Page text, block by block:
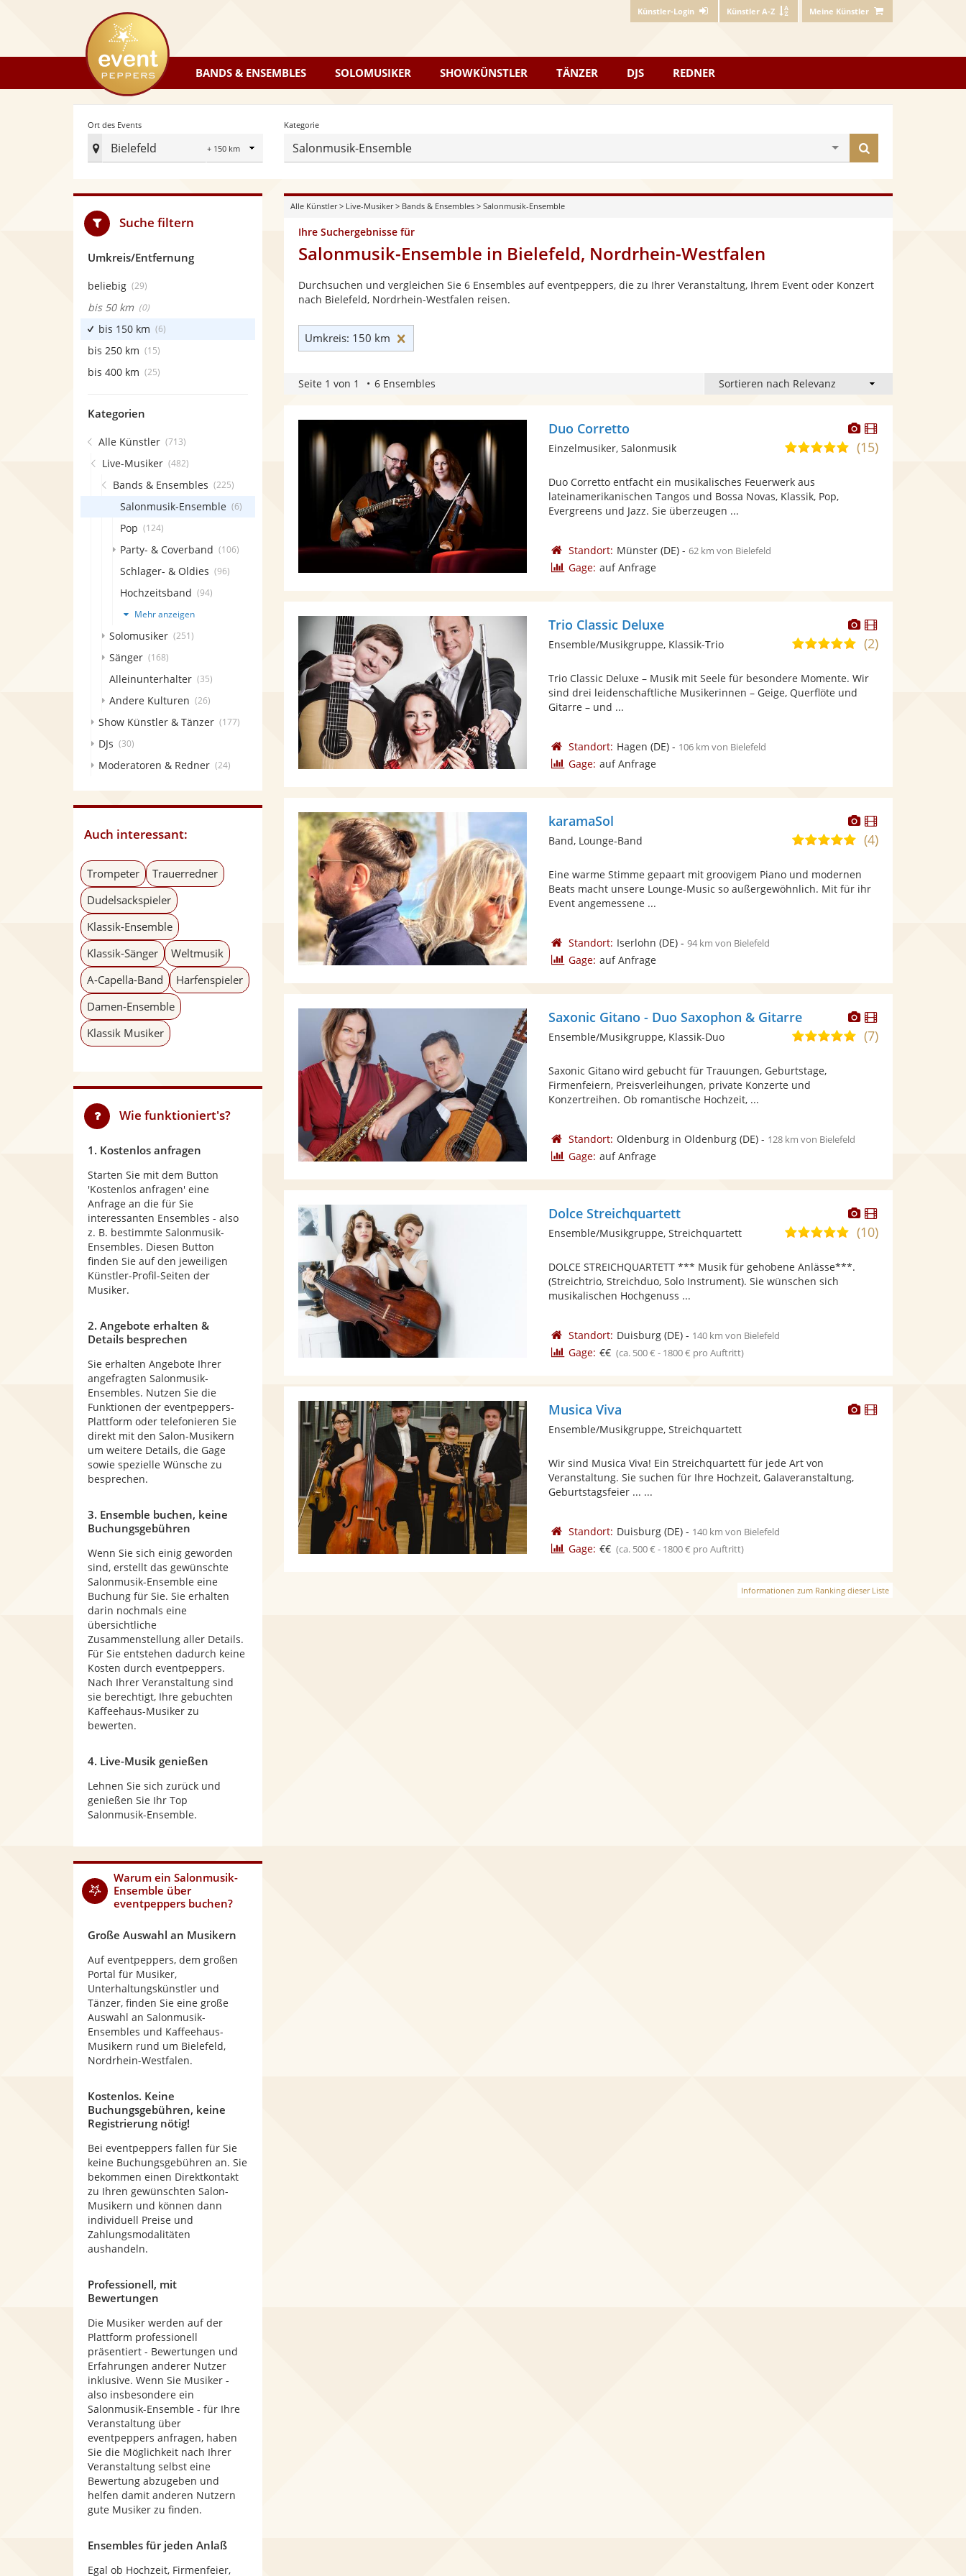
Künstler-Login Künstler A-Z Meine Künstler
eventpeppers
BANDS & ENSEMBLES SOLOMUSIKER SHOWKÜNSTLER TÄNZER DJS REDNER
Ort des Events
Bielefeld
Radius
Ort
Events
festlegen
Kategorie
Salonmusik-Ensemble
finden
Alle Künstler> Live-Musiker> Bands & Ensembles> Salonmusik-Ensemble
Ihre Suchergebnisse für
Salonmusik-Ensemble in Bielefeld, Nordrhein-Westfalen
Durchsuchen und vergleichen Sie 6 Ensembles auf eventpeppers, die zu Ihrer Veranstaltung, Ihrem Event oder Konzert
nach Bielefeld, Nordrhein-Westfalen reisen.
Umkreis: 150 km
Seite 1 von 1 6 Ensembles
Dieser
Künstler
stellt
Dieser
Künstler
Duo Corretto
5,0(15)
Einzelmusiker, Salonmusik
Duo Corretto entfacht ein musikalisches Feuerwerk aus
lateinamerikanischen Tangos und Bossa Novas, Klassik, Pop,
Evergreens und Jazz. Sie überzeugen ...
Standort: Münster(DE)- 62 km von Bielefeld
Gage: auf Anfrage
Dieser
Künstler
stellt
Fotos
bereit.
Dieser
Künstler
Trio Classic Deluxe
5,0
5
Sternen
(2)
Ensemble/Musikgruppe, Klassik-Trio
Trio Classic Deluxe – Musik mit Seele für besondere Momente. Wir
sind drei leidenschaftliche Musikerinnen – Geige, Querflöte und
Gitarre – und ...
Standort: Hagen (DE)- 106 km von Bielefeld
Gage: auf Anfrage
Dieser
Künstler
stellt
bereit.
Dieser
Künstler
karamaSol
4,9
5
Sternen
(4)
Band, Lounge-Band
Eine warme Stimme gepaart mit groovigem Piano und modernen
Beats macht unsere Lounge-Music so außergewöhnlich. Mit für ihr
Event angemessene ...
Standort: Iserlohn (DE)- 94 km von Bielefeld
Gage: auf Anfrage
Dieser
Künstler
stellt
Dieser
Künstler
Saxonic Gitano - Duo Saxophon & Gitarre
5,0(7)
Ensemble/Musikgruppe, Klassik-Duo
Saxonic Gitano wird gebucht für Trauungen, Geburtstage,
Firmenfeiern, Preisverleihungen, private Konzerte und
Konzertreihen. Ob romantische Hochzeit, ...
Standort: Oldenburg in Oldenburg(DE)- 128 km von Bielefeld
Gage: auf Anfrage
Dieser
Künstler
stellt
Dieser
Künstler
Dolce Streichquartett
5,0
5
(10)
Ensemble/Musikgruppe, Streichquartett
DOLCE STREICHQUARTETT *** Musik für gehobene Anlässe***.
(Streichtrio, Streichduo, Solo Instrument). Sie wünschen sich
musikalischen Hochgenuss ...
Standort: Duisburg(DE)- 140 km von Bielefeld
Gage: €€ (ca. 500 € - 1800 € pro Auftritt)
DieserDieser
Musica Viva
Ensemble/Musikgruppe, Streichquartett
Wir sind Musica Viva! Ein Streichquartett für jede Art von
Veranstaltung. Sie suchen für Ihre Hochzeit, Galaveranstaltung,
Geburtstagsfeier ... ...
Standort: Duisburg(DE)- 140 km von Bielefeld
Gage: €€ (ca. 500 € - 1800 € pro Auftritt)
Informationen zum Ranking dieser Liste
Suche filtern
Umkreis/Entfernung
beliebig (29)
bis 50 km (0)
bis 150 km (6)
bis 250 km (15)
bis 400 km (25)
Kategorien
Alle Künstler (713)
Live-Musiker (482)
Bands & Ensembles (225)
Salonmusik-Ensemble (6)
Pop (124)
Party- & Coverband (106)
Schlager- & Oldies (96)
Hochzeitsband (94)
Mehr anzeigen
Solomusiker (251)
Sänger (168)
Alleinunterhalter (35)
Andere Kulturen (26)
Show Künstler & Tänzer (177)
DJs (30)
Moderatoren & Redner (24)
Auch interessant:
Trompeter
Trauerredner
Dudelsackspieler
Klassik-Ensemble
Klassik-Sänger
Weltmusik
A-Capella-Band
Harfenspieler
Damen-Ensemble
Klassik Musiker
Wie funktioniert's?
1. Kostenlos anfragen
Starten Sie mit dem Button
'Kostenlos anfragen' eine
Anfrage an die für Sie
interessanten Ensembles - also
z. B. bestimmte Salonmusik-
Ensembles. Diesen Button
finden Sie auf den jeweiligen
Künstler-Profil-Seiten der
Musiker.
2. Angebote erhalten &
Details besprechen
Sie erhalten Angebote Ihrer
angefragten Salonmusik-
Ensembles. Nutzen Sie die
Funktionen der eventpeppers-
Plattform oder telefonieren Sie
direkt mit den Salon-Musikern
um weitere Details, die Gage
sowie spezielle Wünsche zu
besprechen.
3. Ensemble buchen, keine
Buchungsgebühren
Wenn Sie sich einig geworden
sind, erstellt das gewünschte
Salonmusik-Ensemble eine
Buchung für Sie. Sie erhalten
darin nochmals eine
übersichtliche
Zusammenstellung aller Details.
Für Sie entstehen dadurch keine
Kosten durch eventpeppers.
Nach Ihrer Veranstaltung sind
sie berechtigt, Ihre gebuchten
Kaffeehaus-Musiker zu
bewerten.
4. Live-Musik genießen
Lehnen Sie sich zurück und
genießen Sie Ihr Top
Salonmusik-Ensemble.
Warum ein Salonmusik-
Ensemble über
eventpeppers buchen?
Große Auswahl an Musikern
Auf eventpeppers, dem großen
Portal für Musiker,
Unterhaltungskünstler und
Tänzer, finden Sie eine große
Auswahl an Salonmusik-
Ensembles und Kaffeehaus-
Musikern rund um Bielefeld,
Nordrhein-Westfalen.
Kostenlos. Keine
Buchungsgebühren, keine
Registrierung nötig!
Bei eventpeppers fallen für Sie
keine Buchungsgebühren an. Sie
bekommen einen Direktkontakt
zu Ihren gewünschten Salon-
Musikern und können dann
individuell Preise und
Zahlungsmodalitäten
aushandeln.
Professionell, mit
Bewertungen
Die Musiker werden auf der
Plattform professionell
präsentiert - Bewertungen und
Erfahrungen anderer Nutzer
inklusive. Wenn Sie Musiker -
also insbesondere ein
Salonmusik-Ensemble - für Ihre
Veranstaltung über
eventpeppers anfragen, haben
Sie die Möglichkeit nach Ihrer
Veranstaltung selbst eine
Bewertung abzugeben und
helfen damit anderen Nutzern
gute Musiker zu finden.
Ensembles für jeden Anlaß
Egal ob Hochzeit, Firmenfeier,